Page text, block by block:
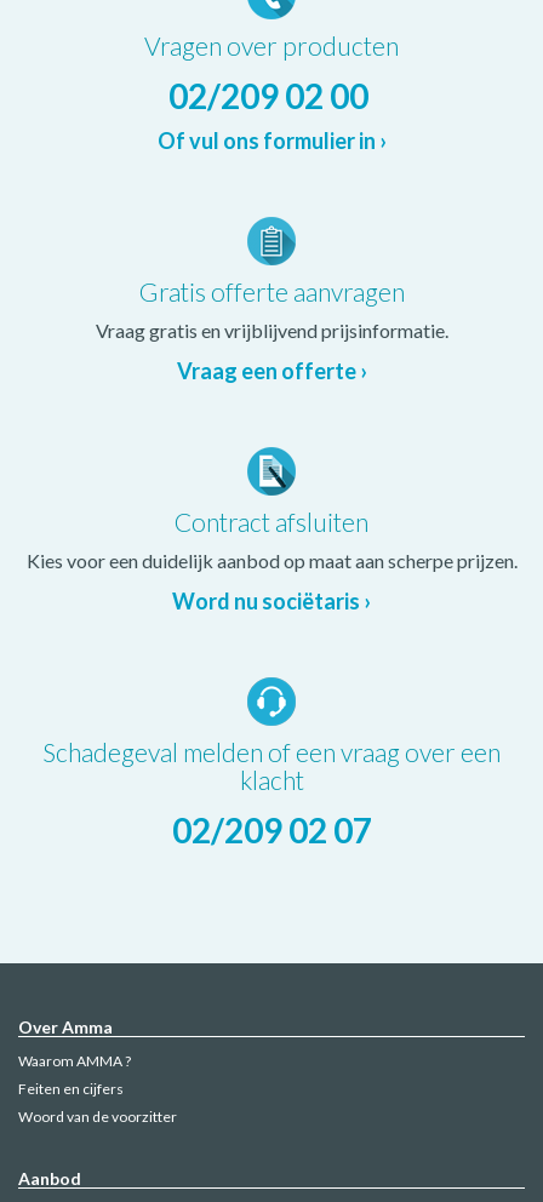
Vragen over producten
02/209 02 00
Of vul ons formulier in ›
Gratis offerte aanvragen
Vraag gratis en vrijblijvend prijsinformatie.
Vraag een offerte ›
Contract afsluiten
Kies voor een duidelijk aanbod op maat aan scherpe prijzen.
Word nu sociëtaris ›
Schadegeval melden of een vraag over een
klacht
02/209 02 07
Over Amma
Waarom AMMA ?
Feiten en cijfers
Woord van de voorzitter
Aanbod